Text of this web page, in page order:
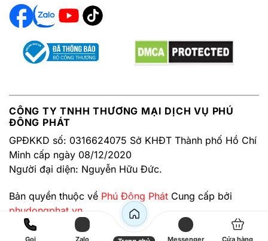
CÔNG TY TNHH THƯƠNG MẠI DỊCH VỤ PHÚ
ĐÔNG PHÁT
GPĐKKD số: 0316624075 Sở KHĐT Thành phố Hồ Chí
Minh cấp ngày 08/12/2020
Người đại diện: Nguyễn Hữu Đức.
Bản quyền thuộc về Phú Đông Phát Cung cấp bởi
phudongphat.vn
Gọi Zalo Messenger Cửa hàng